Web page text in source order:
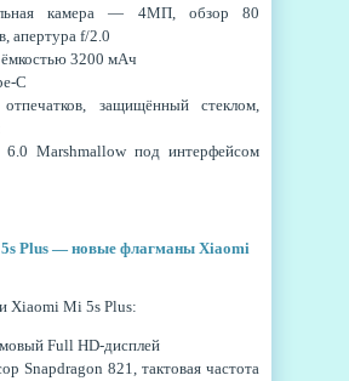
камера — 4МП, обзор 80
апертура f/2.0
ёмкостью 3200 мАч
C
защищённый стеклом,
6.0 Marshmallow под интерфейсом
Xiaomi Mi 5s Plus:
Full HD-дисплей
Snapdragon 821, тактовая частота